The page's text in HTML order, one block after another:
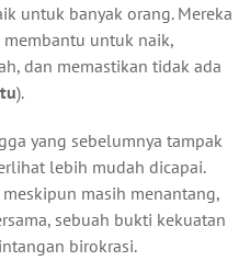
untuk banyak orang. Mereka
untuk naik,
dan memastikan tidak ada
).
yang sebelumnya tampak
lebih mudah dicapai.
masih menantang,
sebuah bukti kekuatan
birokrasi.